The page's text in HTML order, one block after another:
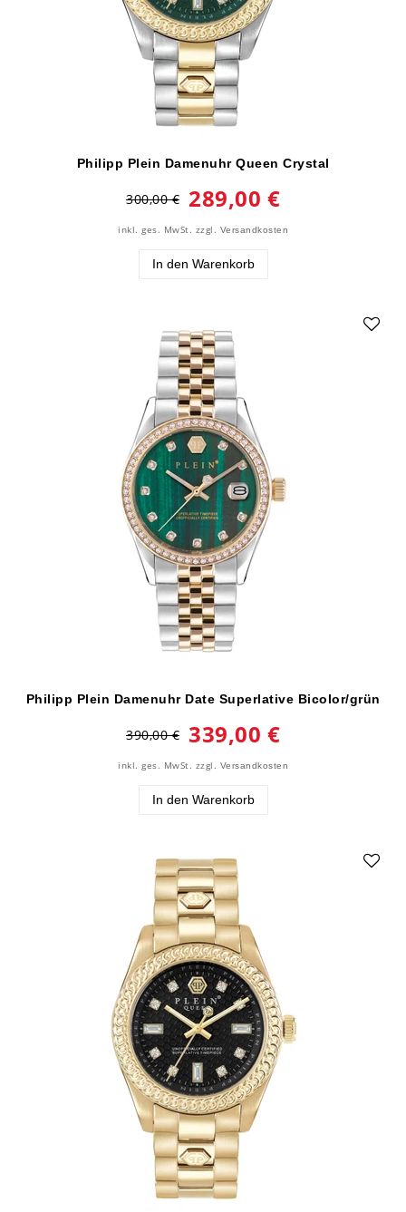
Philipp Plein Damenuhr Queen Crystal
300,00 € 289,00 €
inkl. ges. MwSt. zzgl. Versandkosten
In den Warenkorb
Philipp Plein Damenuhr Date Superlative Bicolor/grün
390,00 € 339,00 €
inkl. ges. MwSt. zzgl. Versandkosten
In den Warenkorb